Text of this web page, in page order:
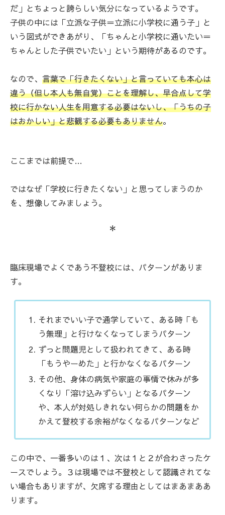
だ」とちょっと誇らしい気分になっているようです。
子供の中には「立派な子供＝立派に小学校に通う子」と
いう図式ができあがり、「ちゃんと小学校に通いたい＝
ちゃんとした子供でいたい」という期待があるのです。
なので、 言葉で「行きたくない」と言っていても本心は
違う（但し本人も無自覚）ことを理解し、早合点して学
校に行かない人生を用意する必要はないし、「うちの子
はおかしい」と悲観する必要もありません。
ここまでは前提で…
ではなぜ「学校に行きたくない」と思ってしまうのか
を、想像してみましょう。
＊
臨床現場でよくであう不登校には、パターンがありま
す。
それまでいい子で通学していて、ある時「も
う無理」と行けなくなってしまうパターン
ずっと問題児として扱われてきて、ある時
「もうやーめた」と行かなくなるパターン
その他、身体の病気や家庭の事情で休みが多
くなり「溶け込みずらい」となるパターン
や、本人が対処しきれない何らかの問題をか
かえて登校する余裕がなくなるパターンなど
この中で、一番多いのは１、次は１と２が合わさったケ
ースでしょう。３は現場では不登校として認識されてな
い場合もありますが、欠席する理由としてはまあまああ
ります。